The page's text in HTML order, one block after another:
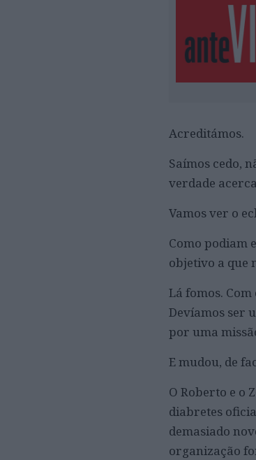
Acreditámos.
Saímos cedo,
verdade
Vamos ver o
Como podiam
objetivo a que
Lá fomos.
Devíamos ser
por uma
E mudou, de
O Roberto e o
diabretes
demasiado
organização